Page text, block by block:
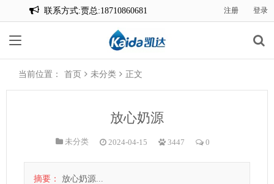
联系方式:贾总:18710860681
联系方式:贾总:18710860681
注册 登录
当前位置： 首页 未分类 正文
放心奶源
未分类 2024-04-15 3447 0
摘要： 放心奶源...